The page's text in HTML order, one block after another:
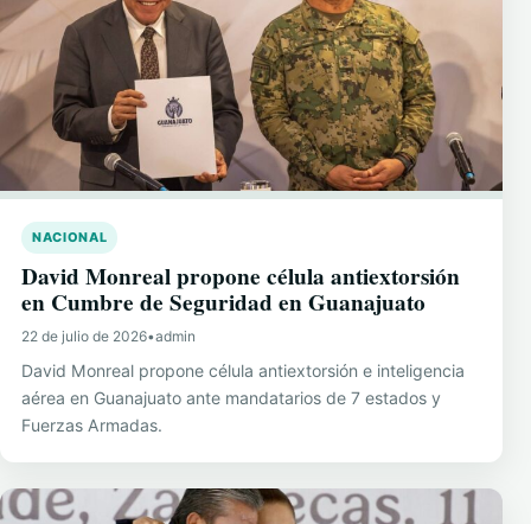
NACIONAL
David Monreal propone célula antiextorsión
en Cumbre de Seguridad en Guanajuato
22 de julio de 2026•admin
David Monreal propone célula antiextorsión e inteligencia
aérea en Guanajuato ante mandatarios de 7 estados y
Fuerzas Armadas.